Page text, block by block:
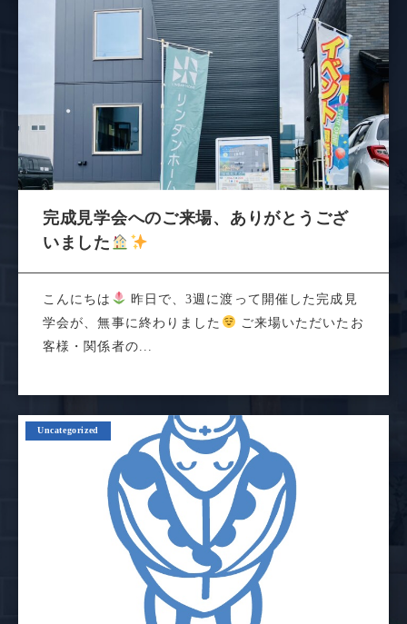
完成見学会へのご来場、ありがとうござ
いました
こんにちは
昨日で、3週に渡って開催した完成見
学会が、無事に終わりました
ご来場いただいたお
客様・関係者の...
Uncategorized